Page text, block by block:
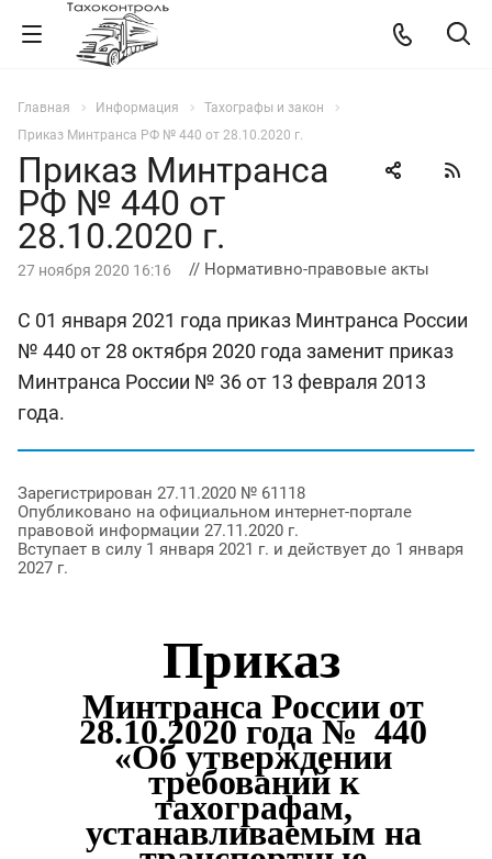
Главная Информация
Тахографы и закон
Приказ Минтранса РФ № 440 от 28.10.2020 г.
Приказ Минтранса
РФ № 440 от
28.10.2020 г.
27 ноября 2020 16:16 // Нормативно-правовые акты
С 01 января 2021 года приказ Минтранса России
№ 440 от 28 октября 2020 года заменит приказ
Минтранса России № 36 от 13 февраля 2013
года.
Зарегистрирован 27.11.2020 № 61118
Опубликовано на официальном интернет-портале
правовой информации 27.11.2020 г.
Вступает в силу 1 января 2021 г. и действует до 1 января
2027 г.
Приказ
Минтранса России от
28.10.2020 года № 440
«Об утверждении
требований к
тахографам,
устанавливаемым на